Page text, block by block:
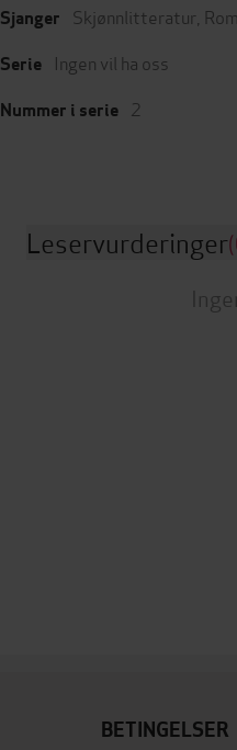
Sjanger Skjønnlitteratur
Serie Ingen vil ha oss
Nummer i serie 2
Leservurderinger
BETINGELSER